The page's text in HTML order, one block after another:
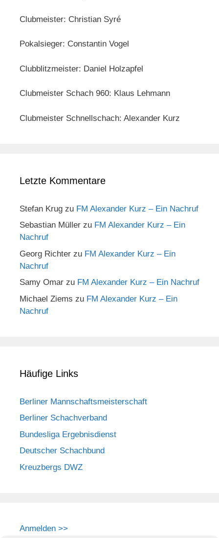
Clubmeister: Christian Syré
Pokalsieger: Constantin Vogel
Clubblitzmeister: Daniel Holzapfel
Clubmeister Schach 960: Klaus Lehmann
Clubmeister Schnellschach: Alexander Kurz
Letzte Kommentare
Stefan Krug zu FM Alexander Kurz – Ein Nachruf
Sebastian Müller zu FM Alexander Kurz – Ein
Nachruf
Georg Richter zu FM Alexander Kurz – Ein
Nachruf
Samy Omar zu FM Alexander Kurz – Ein Nachruf
Michael Ziems zu FM Alexander Kurz – Ein
Nachruf
Häufige Links
Berliner Mannschaftsmeisterschaft
Berliner Schachverband
Bundesliga Ergebnisdienst
Deutscher Schachbund
Kreuzbergs DWZ
Anmelden >>